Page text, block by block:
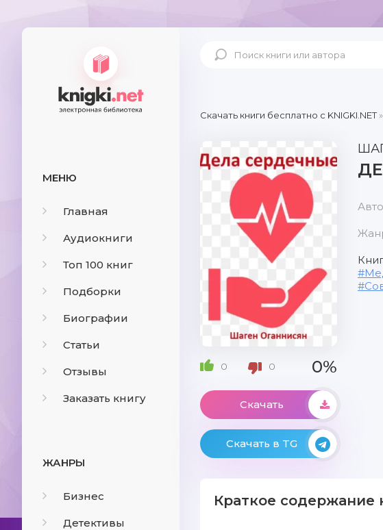
МЕНЮ
Главная
Аудиокниги
Топ 100 книг
Подборки
Биографии
Статьи
Отзывы
Заказать книгу
ЖАНРЫ
Бизнес
Детективы
Скачать книги бесплатно c KNIGKI.NET»
0 0 0%
Скачать
Скачать в TG
Краткое содержание